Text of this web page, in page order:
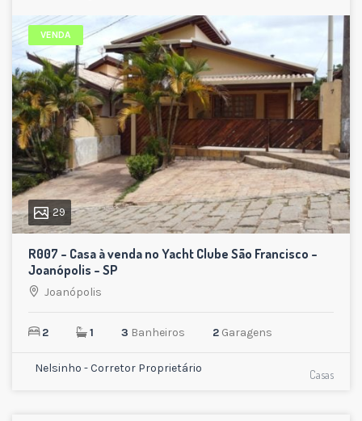
VENDA
29
R007 – Casa à venda no Yacht Clube São Francisco –
Joanópolis – SP
Joanópolis
2 1 3 Banheiros 2 Garagens
Nelsinho - Corretor Proprietário Casas